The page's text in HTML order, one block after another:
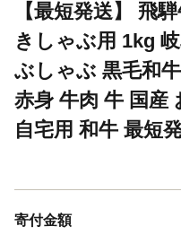
【最短発送】 飛
きしゃぶ用 1kg
ぶしゃぶ 黒毛和
赤身 牛肉 牛 国産
自宅用 和牛 最短
寄付金額